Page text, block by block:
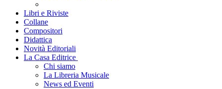
Libri e Riviste
Collane
Compositori
Didattica
Novità Editoriali
La Casa Editrice
Chi siamo
La Libreria Musicale
News ed Eventi